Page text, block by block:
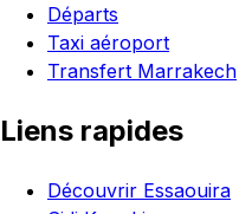
Départs
Taxi aéroport
Transfert Marrakech
Liens rapides
Découvrir Essaouira